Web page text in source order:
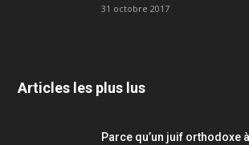
31 octobre 2017
Articles les plus lus
Parce qu’un juif orthodoxe